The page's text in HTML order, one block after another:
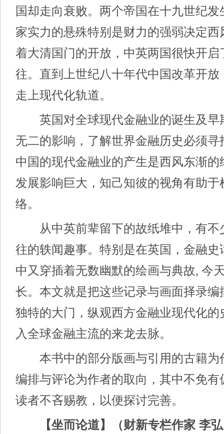
国却走向衰败。两个帝国在十九世纪
家实力的悬殊特别是财力的强弱决定
着大清国门的开放，中英两国很快开启
往。直到上世纪八十年代中国改革开放
走上现代化轨道。
英国对全球现代金融业的诞生及早
无二的影响，了解世界金融历史必须
中国的现代金融业的产生是西风东渐
发展影响巨大，知己知彼的视角有助
络。
从中英前辈留下的故纸堆中，有
往的轶闻趣事。特别是在英国，金融史
中又穿插着无数幽默的绘画与典故, 今
长。本文就是把这些记录与画面择录编
独特的大门，纵观西方金融业现代化的
入全球金融主流的来龙去脉。
本书中的部分版画与引用的古籍为
编排与评论为作者的取向，其中不免有
读者不吝赐教，以便探讨完善。
【坐而论道】（财新专栏作家 李